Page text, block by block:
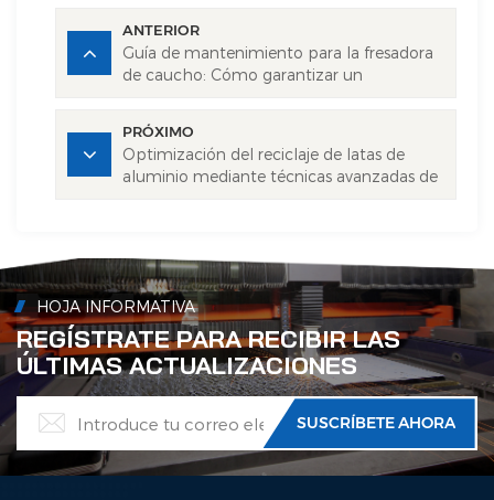
ANTERIOR
Guía de mantenimiento para la fresadora
de caucho: Cómo garantizar un
PRÓXIMO
Optimización del reciclaje de latas de
aluminio mediante técnicas avanzadas de
HOJA INFORMATIVA
REGÍSTRATE PARA RECIBIR LAS
ÚLTIMAS ACTUALIZACIONES